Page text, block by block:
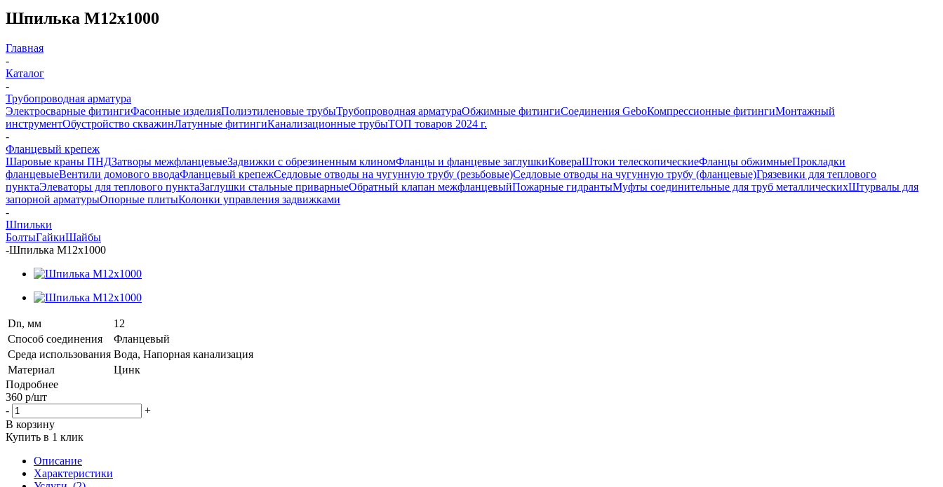
Шпилька М12х1000
Главная
-
Каталог
-
Трубопроводная арматура
Электросварные фитингиФасонные изделияПолиэтиленовые трубыТрубопроводная арматураОбжимные фитингиСоединения GeboКомпрессионные фитингиМонтажный
инструментОбустройство скважинЛатунные фитингиКанализационные трубыТОП товаров 2024 г.
-
Фланцевый крепеж
Шаровые краны ПНДЗатворы межфланцевыеЗадвижки с обрезиненным клиномФланцы и фланцевые заглушкиКовераШтоки телескопическиеФланцы обжимныеПрокладки
фланцевыеВентили домового вводаФланцевый крепежСедловые отводы на чугунную трубу (резьбовые)Седловые отводы на чугунную трубу (фланцевые)Грязевики для теплового
пунктаЭлеваторы для теплового пунктаЗаглушки стальные приварныеОбратный клапан межфланцевыйПожарные гидрантыМуфты соединительные для труб металлическихШтурвалы для
запорной арматурыОпорные плитыКолонки управления задвижками
-
Шпильки
БолтыГайкиШайбы
-Шпилька М12х1000
Dn, мм
12
Способ соединения
Фланцевый
Среда использования Вода, Напорная канализация
Материал
Цинк
Подробнее
360 р/шт
-
+
В корзину
Купить в 1 клик
Описание
Характеристики